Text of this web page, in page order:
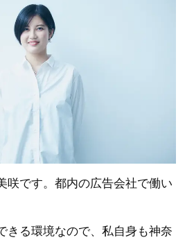
咲です。都内の広告会社で働い
きる環境なので、私自身も神奈